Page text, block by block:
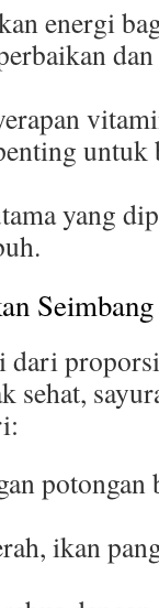
energi
untuk
yang
Seimbang
sehat,
potongan
ikan